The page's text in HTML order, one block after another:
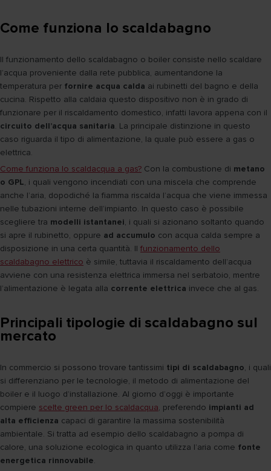
Come funziona lo scaldabagno
Il funzionamento dello scaldabagno o boiler consiste nello scaldare
l’acqua proveniente dalla rete pubblica, aumentandone la
temperatura per fornire acqua calda ai rubinetti del bagno e della
cucina. Rispetto alla caldaia questo dispositivo non è in grado di
funzionare per il riscaldamento domestico, infatti lavora appena con il
circuito dell’acqua sanitaria. La principale distinzione in questo
caso riguarda il tipo di alimentazione, la quale può essere a gas o
elettrica.
Come funziona lo scaldacqua a gas? Con la combustione di metano
o GPL, i quali vengono incendiati con una miscela che comprende
anche l’aria, dopodiché la fiamma riscalda l’acqua che viene immessa
nelle tubazioni interne dell’impianto. In questo caso è possibile
scegliere tra modelli istantanei, i quali si azionano soltanto quando
si apre il rubinetto, oppure ad accumulo con acqua calda sempre a
disposizione in una certa quantità. Il funzionamento dello
scaldabagno elettrico è simile, tuttavia il riscaldamento dell’acqua
avviene con una resistenza elettrica immersa nel serbatoio, mentre
l’alimentazione è legata alla corrente elettrica invece che al gas.
Principali tipologie di scaldabagno sul
mercato
In commercio si possono trovare tantissimi tipi di scaldabagno, i quali
si differenziano per le tecnologie, il metodo di alimentazione del
boiler e il luogo d’installazione. Al giorno d’oggi è importante
compiere scelte green per lo scaldacqua, preferendo impianti ad
alta efficienza capaci di garantire la massima sostenibilità
ambientale. Si tratta ad esempio dello scaldabagno a pompa di
calore, una soluzione ecologica in quanto utilizza l’aria come fonte
energetica rinnovabile.